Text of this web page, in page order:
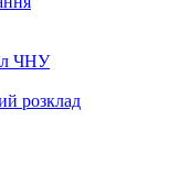
ЧНУ
розклад